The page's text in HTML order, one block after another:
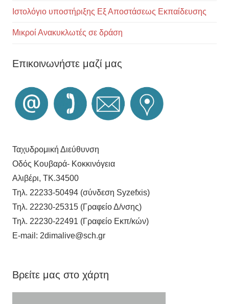
Ιστολόγιο υποστήριξης Εξ Αποστάσεως Εκπαίδευσης
Μικροί Ανακυκλωτές σε δράση
Επικοινωνήστε μαζί μας
Ταχυδρομική Διεύθυνση
Οδός Κουβαρά- Κοκκινόγεια
Αλιβέρι, ΤΚ.34500
Τηλ. 22233-50494 (σύνδεση Syzefxis)
Τηλ. 22230-25315 (Γραφείο Δ/νσης)
Τηλ. 22230-22491 (Γραφείο Εκπ/κών)
E-mail: 2dimalive@sch.gr
Βρείτε μας στο χάρτη